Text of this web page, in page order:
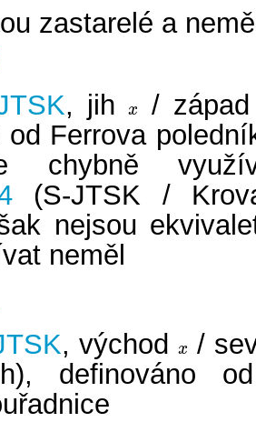
zastarelé a
, jih x
x
/
od Ferrova
chybně
(S-JTSK /
nejsou
neměl
, východ x
x
/
definováno